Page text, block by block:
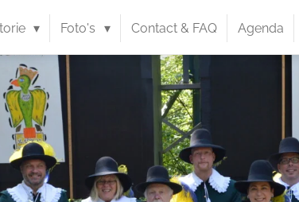
Foto's Contact & FAQ Agenda